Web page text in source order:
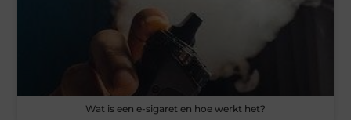
Wat is een e-sigaret en hoe werkt het?